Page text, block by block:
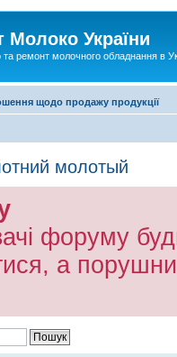
Молоко України
та ремонт молочного обладнання в
щодо продажу продукції
молотый
форуму
а